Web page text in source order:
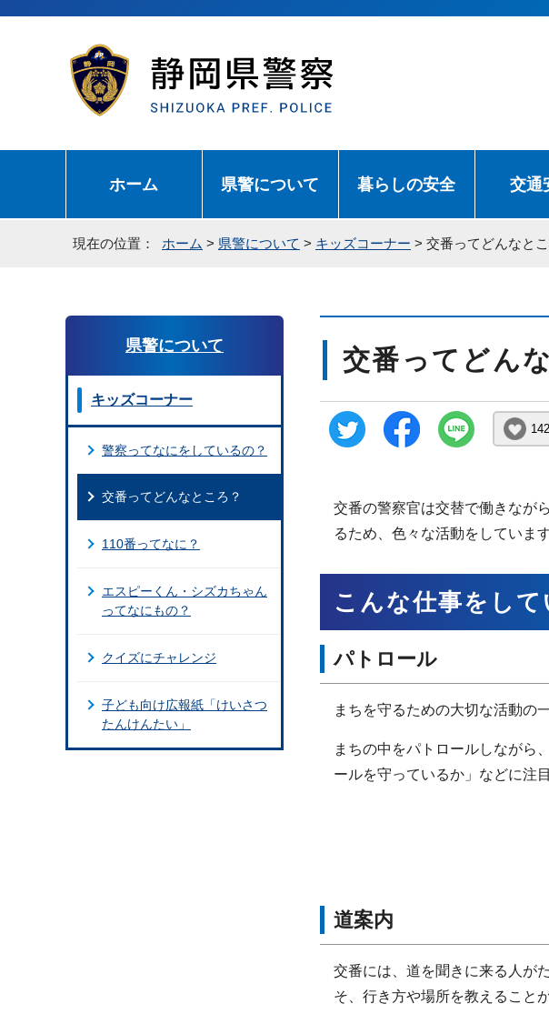
ホーム 県警について 暮らしの安全 交通
現在の位置： ホーム > 県警について > キッズコーナー > 交番ってどんなとこ
交番ってどん
交番の警察官は交替で働きなが
るため、色々な活動をしています
こんな仕事をして
パトロール
まちを守るための大切な活動の
まちの中をパトロールしながら
ールを守っているか」などに注
道案内
交番には、道を聞きに来る人が
そ、行き方や場所を教えること
県警について
キッズコーナー
警察ってなにをしているの？
交番ってどんなところ？
110番ってなに？
エスピーくん・シズカちゃん
ってなにもの？
クイズにチャレンジ
子ども向け広報紙「けいさつ
たんけんたい」